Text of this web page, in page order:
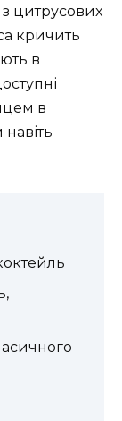
цитрусових
кричить
в
в